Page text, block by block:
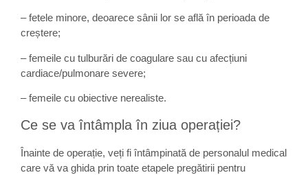
– fetele minore, deoarece sânii lor se află în perioada de
creștere;
– femeile cu tulburări de coagulare sau cu afecțiuni
cardiace/pulmonare severe;
– femeile cu obiective nerealiste.
Ce se va întâmpla în ziua operației?
Înainte de operație, veți fi întâmpinată de personalul medical
care vă va ghida prin toate etapele pregătirii pentru